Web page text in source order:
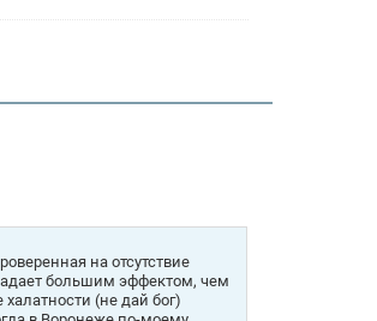
на отсутствие
большим эффектом, чем
(не дай бог)